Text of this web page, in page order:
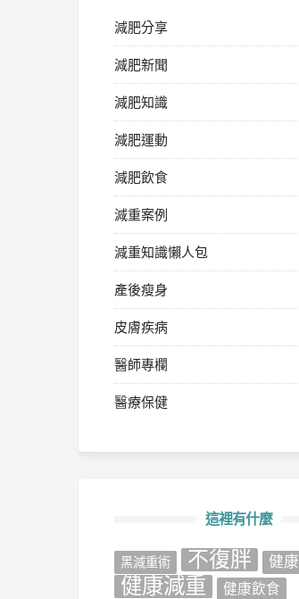
減肥分享
減肥新聞
減肥知識
減肥運動
減肥飲食
減重案例
減重知識懶人包
產後瘦身
皮膚疾病
醫師專欄
醫療保健
這裡有什麼
‎黑減重術‬ 不復胖 健康
健康減重 健康飲食